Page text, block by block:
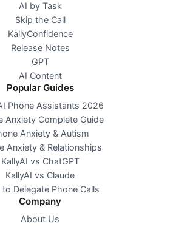
AI by Task
Skip the Call
KallyConfidence
Release Notes
GPT
AI Content
Popular Guides
Phone Assistants 2026
Anxiety Complete Guide
Anxiety & Autism
Anxiety & Relationships
KallyAI vs ChatGPT
KallyAI vs Claude
Delegate Phone Calls
Company
About Us